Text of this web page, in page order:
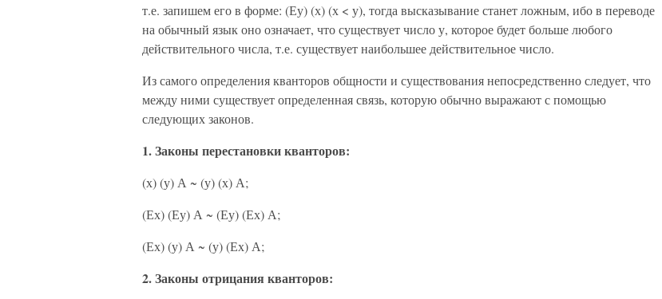
т.е. запишем его в форме: (Еу) (х) (х < у), тогда высказывание станет ложным, ибо в переводе
на обычный язык оно означает, что существует число у, которое будет больше любого
действительного числа, т.е. существует наибольшее действительное число.
Из самого определения кванторов общности и существования непосредственно следует, что
между ними существует определенная связь, которую обычно выражают с помощью
следующих законов.
1. Законы перестановки кванторов:
(х) (у) А ~ (у) (х) А;
(Ех) (Еу) А ~ (Еу) (Ех) А;
(Ех) (у) А ~ (у) (Ех) А;
2. Законы отрицания кванторов: